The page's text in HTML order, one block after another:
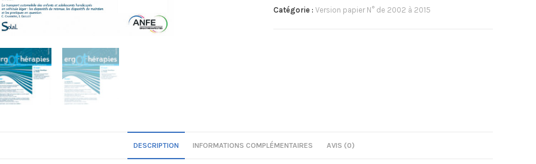
Catégorie :Version papier N° de 2002 à 2015
DESCRIPTION INFORMATIONS COMPLÉMENTAIRES AVIS (0)